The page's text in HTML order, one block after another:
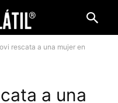
rescata a una mujer en
a una